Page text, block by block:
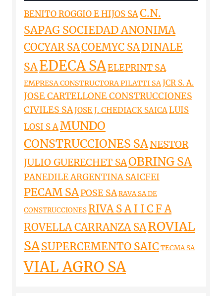
BENITO ROGGIO E HIJOS SAC.N.
SAPAG SOCIEDAD ANONIMA
COCYAR SACOEMYC SADINALE
SAEDECA SAELEPRINT SA
EMPRESA CONSTRUCTORA PILATTI SAJCR S. A.
JOSE CARTELLONE CONSTRUCCIONES
CIVILES SAJOSE J. CHEDIACK SAICALUIS
LOSI S AMUNDO
CONSTRUCCIONES SANESTOR
JULIO GUERECHET SAOBRING SA
PANEDILE ARGENTINA SAICFEI
PECAM SAPOSE SARAVA SA DE
CONSTRUCCIONES RIVA S A I I C F A
ROVELLA CARRANZA SAROVIAL
SASUPERCEMENTO SAIC TECMA SA
VIAL AGRO SA